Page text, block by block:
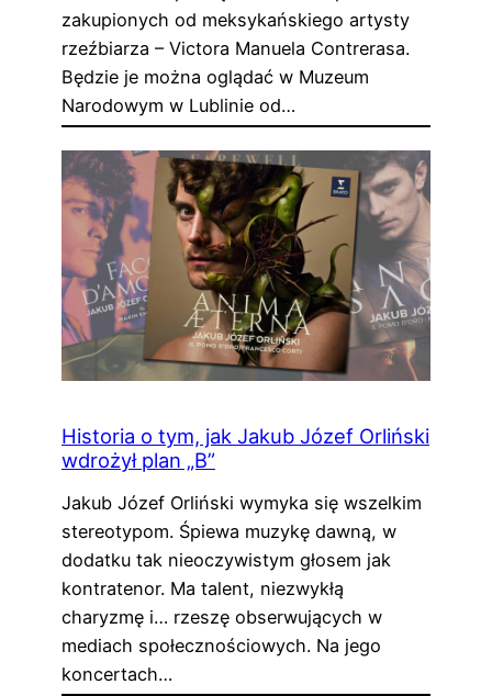
zakupionych od meksykańskiego artysty
rzeźbiarza – Victora Manuela Contrerasa.
Będzie je można oglądać w Muzeum
Narodowym w Lublinie od…
Historia o tym, jak Jakub Józef Orliński
wdrożył plan „B”
Jakub Józef Orliński wymyka się wszelkim
stereotypom. Śpiewa muzykę dawną, w
dodatku tak nieoczywistym głosem jak
kontratenor. Ma talent, niezwykłą
charyzmę i… rzeszę obserwujących w
mediach społecznościowych. Na jego
koncertach…